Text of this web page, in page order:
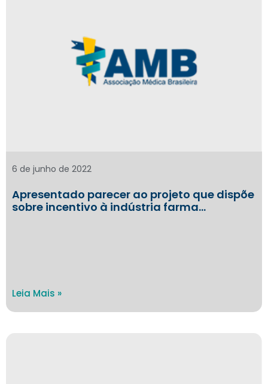
Apresentado parecer ao projeto que dispõe
sobre incentivo à indústria farma…
6 de junho de 2022
Leia Mais »